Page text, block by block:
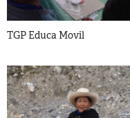
TGP Educa Movil